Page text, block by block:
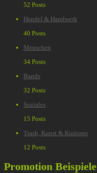
52 Posts
Handel & Handwerk
40 Posts
Menschen
34 Posts
Bands
32 Posts
Soziales
15 Posts
Trash, Kunst & Kurioses
12 Posts
Promotion Beispiele